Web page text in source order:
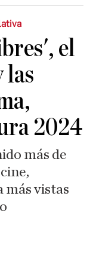
el
las
2024
más de
más vistas